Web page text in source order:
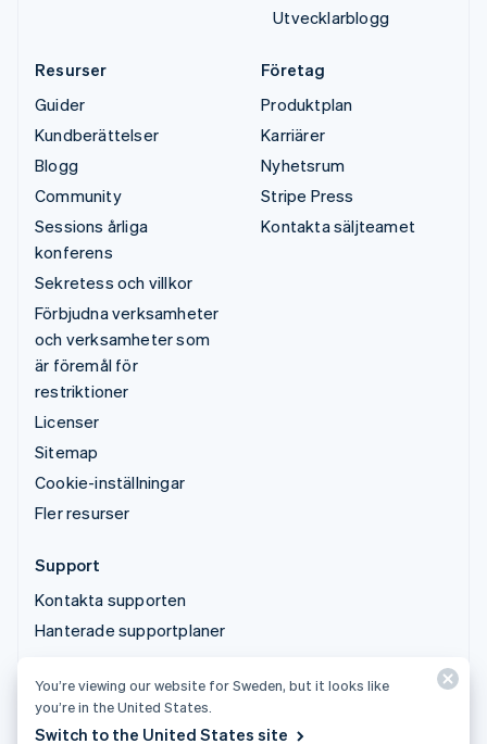
Utvecklarblogg
Resurser
Guider
Kundberättelser
Blogg
Community
Sessions årliga
konferens
Sekretess och villkor
Förbjudna verksamheter
och verksamheter som
är föremål för
restriktioner
Licenser
Sitemap
Cookie-inställningar
Fler resurser
Företag
Produktplan
Karriärer
Nyhetsrum
Stripe Press
Kontakta säljteamet
Support
Kontakta supporten
Hanterade supportplaner
© 2026 Stripe, LLC
You’re viewing our website for Sweden, but it looks like
you’re in the United States.
Switch to the United States site